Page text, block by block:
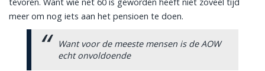
meer om nog iets aan het pensioen te doen.
Want voor de meeste mensen is de AOW
echt onvoldoende